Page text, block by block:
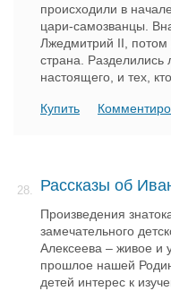
происходили в
цари-самозванцы.
Лжедмитрий II, потом
страна. Разделились
настоящего, и тех,
Купить
28. Рассказы об
Произведения
замечательного
Алексеева – живое и
прошлое нашей
детей интерес к